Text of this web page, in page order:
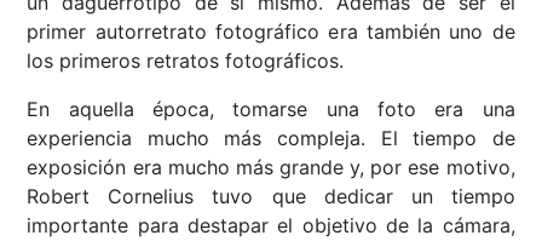
primer autorretrato fotográfico era también uno de
los primeros retratos fotográficos.
En aquella época, tomarse una foto era una
experiencia mucho más compleja. El tiempo de
exposición era mucho más grande y, por ese motivo,
Robert Cornelius tuvo que dedicar un tiempo
importante para destapar el objetivo de la cámara,